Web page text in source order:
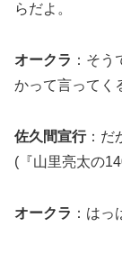
らだよ。
オークラ ：そ
かって言ってく
佐久間宣行：だ
(『山里亮太の
オークラ ：はっ